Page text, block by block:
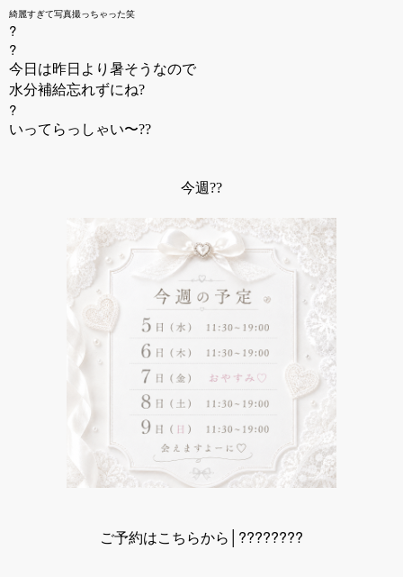
綺麗すぎて写真撮っちゃった笑
?
?
今日は昨日より暑そうなので
水分補給忘れずにね?
?
いってらっしゃい〜??
今週??
ご予約はこちらから│????????